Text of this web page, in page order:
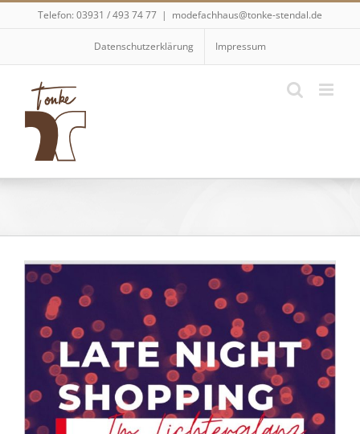
Skip
Telefon: 03931 / 493 74 77 | modefachhaus@tonke-stendal.de
Datenschutzerklärung Impressum